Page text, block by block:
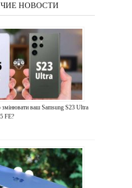
НОВОСТИ
змінювати ваш Samsung S23 Ultra
FE?